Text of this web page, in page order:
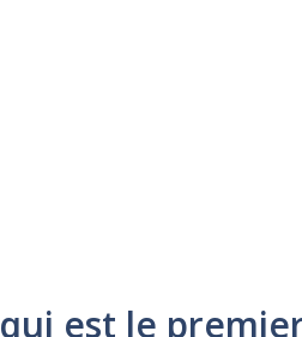
qui est le